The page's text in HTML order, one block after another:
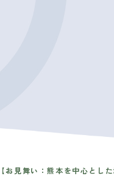
【お見舞い：熊本を中心とし